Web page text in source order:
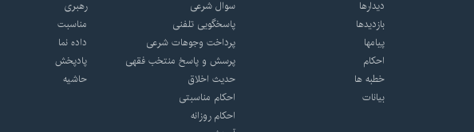
دیدارها
بازديدها
پيامها
احكام
خطبه ها
بیانات
سوال شرعی
پاسخگویی تلفنی
پرداخت وجوهات شرعی
پرسش و پاسخ منتخب فقهی
حدیث اخلاق
احکام مناسبتی
احکام روزانه
رهبری
مناسبت
داده نما
پادپخش
حاشیه